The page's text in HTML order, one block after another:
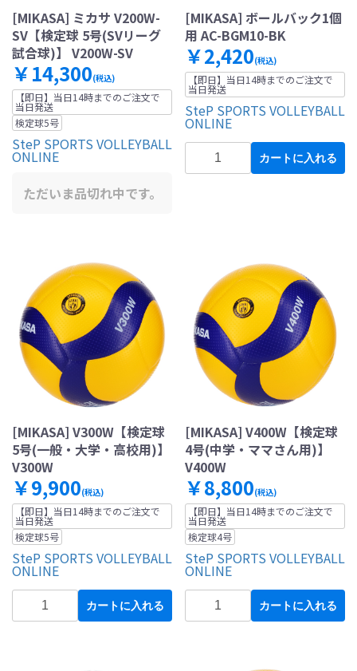
[MIKASA] ミカサ V200W-
SV【検定球 5号(SVリーグ
試合球)】 V200W-SV
￥14,300(税込)
【即日】当日14時までのご注文で
当日発送
検定球5号
SteP SPORTS VOLLEYBALL
ONLINE
ただいま品切れ中です。
[MIKASA] ボールバック1個
用 AC-BGM10-BK
￥2,420(税込)
【即日】当日14時までのご注文で
当日発送
SteP SPORTS VOLLEYBALL
ONLINE
カートに入れる
[MIKASA] V300W【検定球
5号(一般・大学・高校用)】
V300W
￥9,900(税込)
【即日】当日14時までのご注文で
当日発送
検定球5号
SteP SPORTS VOLLEYBALL
ONLINE
カートに入れる
[MIKASA] V400W【検定球
4号(中学・ママさん用)】
V400W
￥8,800(税込)
【即日】当日14時までのご注文で
当日発送
検定球4号
SteP SPORTS VOLLEYBALL
ONLINE
カートに入れる